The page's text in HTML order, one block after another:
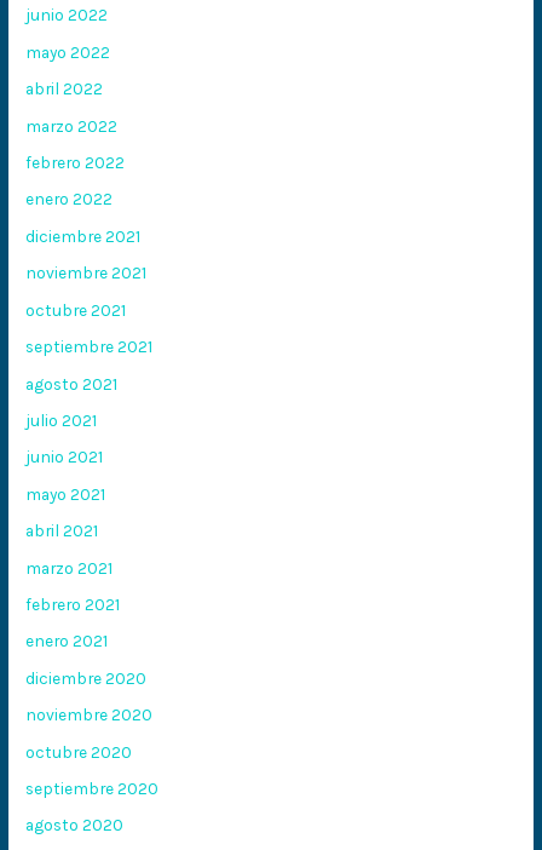
junio 2022
mayo 2022
abril 2022
marzo 2022
febrero 2022
enero 2022
diciembre 2021
noviembre 2021
octubre 2021
septiembre 2021
agosto 2021
julio 2021
junio 2021
mayo 2021
abril 2021
marzo 2021
febrero 2021
enero 2021
diciembre 2020
noviembre 2020
octubre 2020
septiembre 2020
agosto 2020